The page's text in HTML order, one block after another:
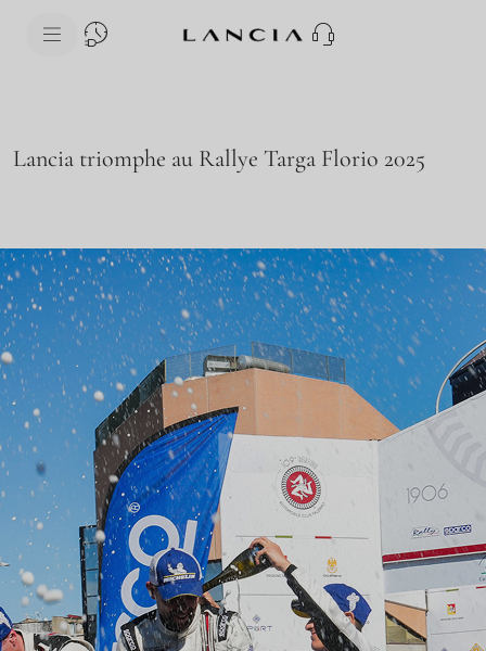
Lancia triomphe au Rallye Targa Florio 2025